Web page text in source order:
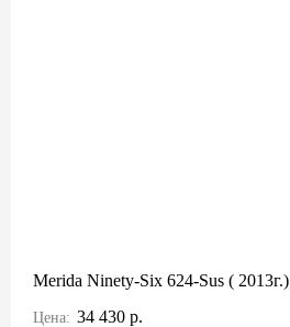
Merida Ninety-Six 624-Sus ( 2013г.)
Цена: 34 430 р.